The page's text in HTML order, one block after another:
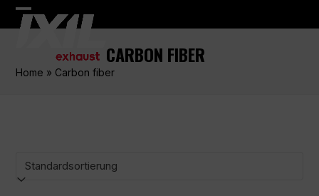
Skip
Open
menu
Close
menu
CARBON FIBER
Home » Carbon fiber